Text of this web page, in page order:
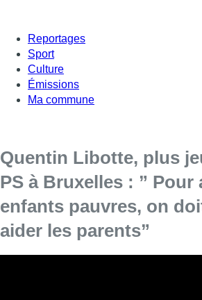
Reportages
Sport
Culture
Émissions
Ma commune
Quentin Libotte, plus
PS à Bruxelles : ” Pour
enfants pauvres, on
aider les parents”